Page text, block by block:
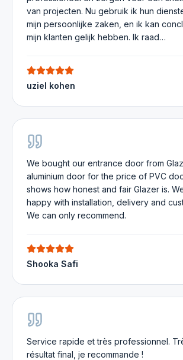
van projecten. Nu gebruik ik hun
mijn persoonlijke zaken, en ik kan
mijn klanten gelijk hebben. Ik raad…
uziel kohen
We bought our entrance door from
aluminium door for the price of PVC
shows how honest and fair Glazer is.
happy with installation, delivery and
We can only recommend.
Shooka Safi
Service rapide et très professionnel.
résultat final, je recommande !